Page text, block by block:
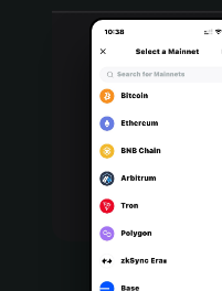
Italiano
Português (Portugal)
Bahasa Indonesia